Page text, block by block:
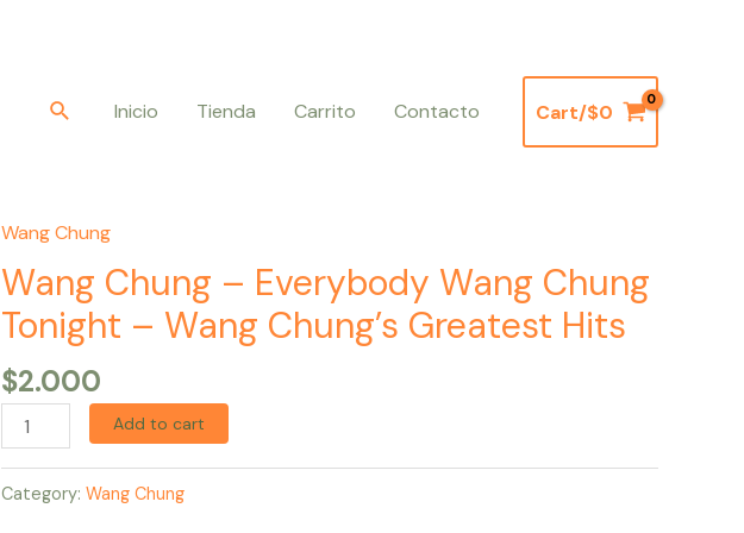
BuscarInicio Tienda Carrito Contacto Cart/$0
Wang Chung
Wang Chung – Everybody Wang Chung
Tonight – Wang Chung’s Greatest Hits
$2.000
Wang
Chung
–
Everybody
Wang
Chung
Tonight
-
Wang
Add to cart
Category: Wang Chung